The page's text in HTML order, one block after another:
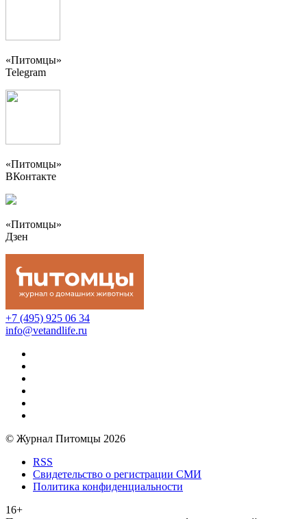
«Питомцы»
Telegram
«Питомцы»
ВКонтакте
«Питомцы»
Дзен
+7 (495) 925 06 34
info@vetandlife.ru
© Журнал Питомцы 2026
RSS
Свидетельство о регистрации СМИ
Политика конфиденциальности
16+